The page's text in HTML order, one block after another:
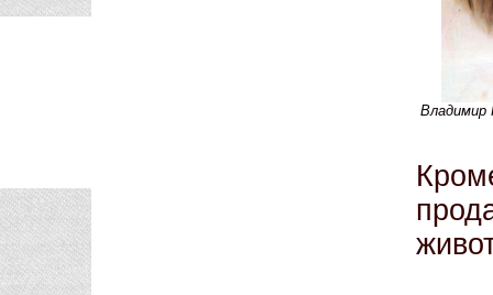
Владимир